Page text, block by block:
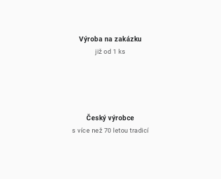
Výroba na zakázku
již od 1 ks
Český výrobce
s více než 70 letou tradicí